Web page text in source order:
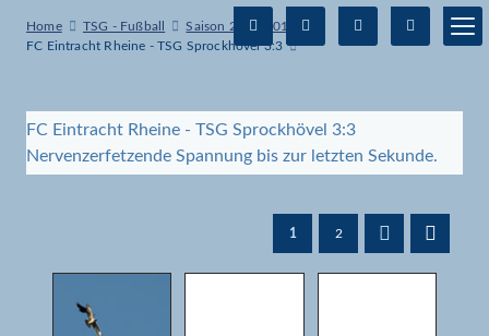
Home TSG - Fußball
Saison 2017-2018
FC Eintracht Rheine - TSG Sprockhövel 3:3
FC Eintracht Rheine - TSG Sprockhövel 3:3
Nervenzerfetzende Spannung bis zur letzten Sekunde.
1 2